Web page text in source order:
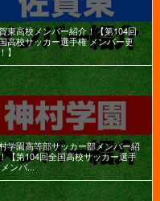
東高校メンバー紹介！【第104回
高校サッカー選手権 メンバー更
】
学園高等部サッカー部メンバー紹
【第104回全国高校サッカー選手
ンバ...